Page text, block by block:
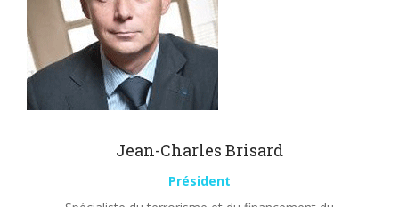
Jean-Charles Brisard
Président